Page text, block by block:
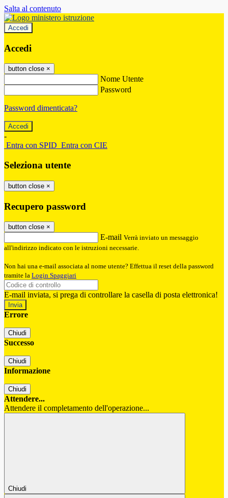
Salta al contenuto
Accedi
Accedi
button close ×
Nome Utente
Password
Password dimenticata?
-
Entra con SPID Entra con CIE
Seleziona utente
button close ×
Recupero password
button close ×
E-mail Verrà inviato un messaggio
all'indirizzo indicato con le istruzioni necessarie.
Non hai una e-mail associata al nome utente? Effettua il reset della password
tramite la Login Spaggiari
E-mail inviata, si prega di controllare la casella di posta elettronica!
Errore
Chiudi
Successo
Chiudi
Informazione
Chiudi
Attendere...
Attendere il completamento dell'operazione...
Chiudi